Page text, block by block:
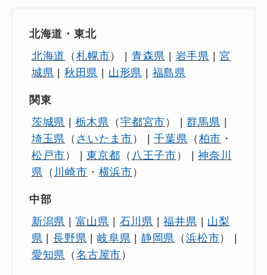
北海道・東北
北海道
（札幌市） | 青森県 岩手県 |宮
城県
秋田県 山形県 福島県
関東
茨城県
栃木県 （ 宇都宮市 ） |群馬県
埼玉県 （ さいたま市 ） |千葉県 （ 柏市 ・
松戸市 ） |東京都 （ 八王子市 ） |神奈川
県 （ 川崎市 ・ 横浜市 ）
中部
新潟県 | 富山県 | 石川県 |福井県 | 山梨
県 |長野県 | 岐阜県 | 静岡県 （ 浜松市） |
愛知県
（名古屋市 ）